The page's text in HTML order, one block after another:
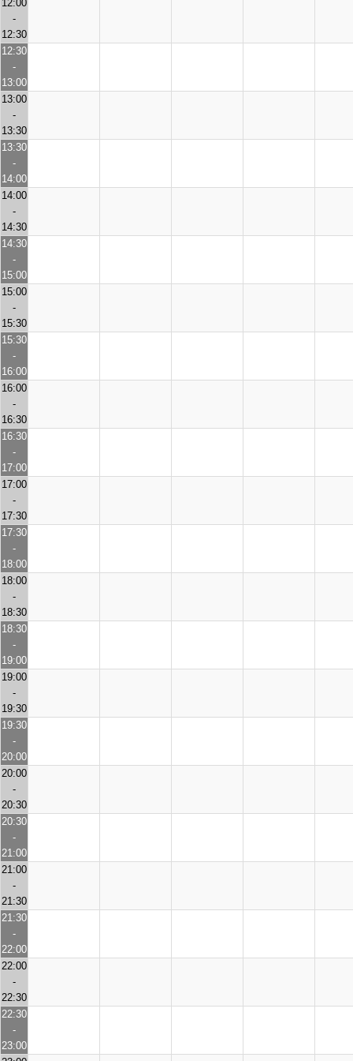
12:00
-
12:30
12:30
-
13:00
13:00
-
13:30
13:30
-
14:00
14:00
-
14:30
14:30
-
15:00
15:00
-
15:30
15:30
-
16:00
16:00
-
16:30
16:30
-
17:00
17:00
-
17:30
17:30
-
18:00
18:00
-
18:30
18:30
-
19:00
19:00
-
19:30
19:30
-
20:00
20:00
-
20:30
20:30
-
21:00
21:00
-
21:30
21:30
-
22:00
22:00
-
22:30
22:30
-
23:00